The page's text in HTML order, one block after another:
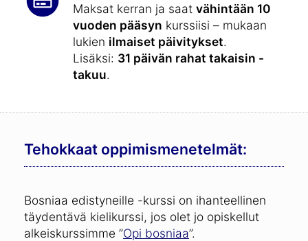
Maksat kerran ja saat vähintään 10
vuoden pääsyn kurssiisi – mukaan
lukien ilmaiset päivitykset.
Lisäksi: 31 päivän rahat takaisin -
takuu.
Tehokkaat oppimismenetelmät:
Bosniaa edistyneille -kurssi on ihanteellinen
täydentävä kielikurssi, jos olet jo opiskellut
alkeiskurssimme ”Opi bosniaa”.